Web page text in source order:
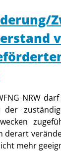
NRW
der
derart
mehr